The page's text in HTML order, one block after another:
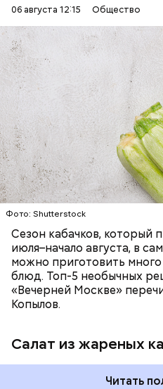
06 августа 12:15
Общество
Фото: Shutterstock
Сезон кабачков, который
июля–начало августа, в
можно приготовить
блюд. Топ-5 необычных
«Вечерней Москве»
Копылов.
Салат из жареных
Ингредиенты:
Читать
ЕДА ОВОЩИ
ногти и оказывает
Вред дыни
Фото: Shutterstock